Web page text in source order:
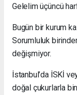
Gelelim üçüncü
Bugün bir kurum
Sorumluluk
değişmiyor.
İstanbul’da İSKİ
doğal çukurlarla